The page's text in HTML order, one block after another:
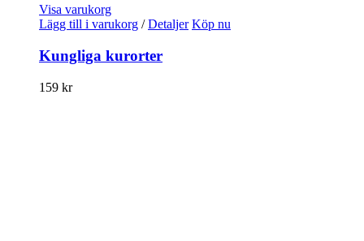
Visa varukorg
Lägg till i varukorg / Detaljer Köp nu
Kungliga kurorter
159 kr